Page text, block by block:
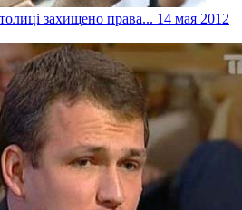
захищено права... 14 мая 2012